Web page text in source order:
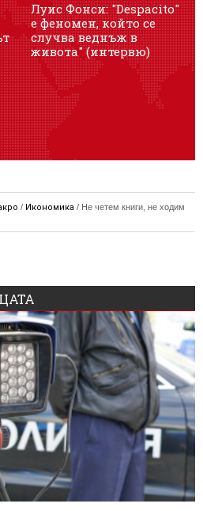
Луис Фонси: "Despacito"
е феномен, който се
случва веднъж в
живота" (интервю)
/ Икономика / Не четем книги, не ходим